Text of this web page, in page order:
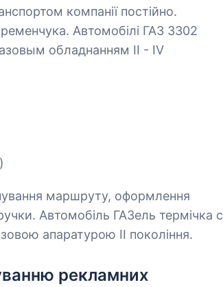
компанії постійно.
Автомобілі ГАЗ 3302
обладнанням II - IV
маршруту, оформлення
Автомобіль ГАЗель термічка с
апаратурою II покоління.
рекламних